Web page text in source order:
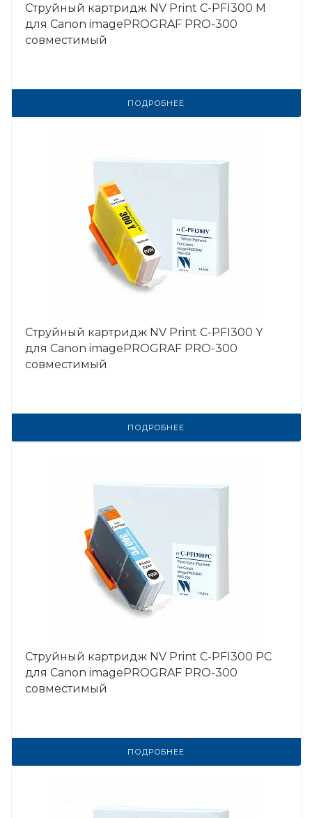
Струйный картридж NV Print C-PFI300 M
для Canon imagePROGRAF PRO-300
совместимый
ПОДРОБНЕЕ
Струйный картридж NV Print C-PFI300 Y
для Canon imagePROGRAF PRO-300
совместимый
ПОДРОБНЕЕ
Струйный картридж NV Print C-PFI300 PC
для Canon imagePROGRAF PRO-300
совместимый
ПОДРОБНЕЕ